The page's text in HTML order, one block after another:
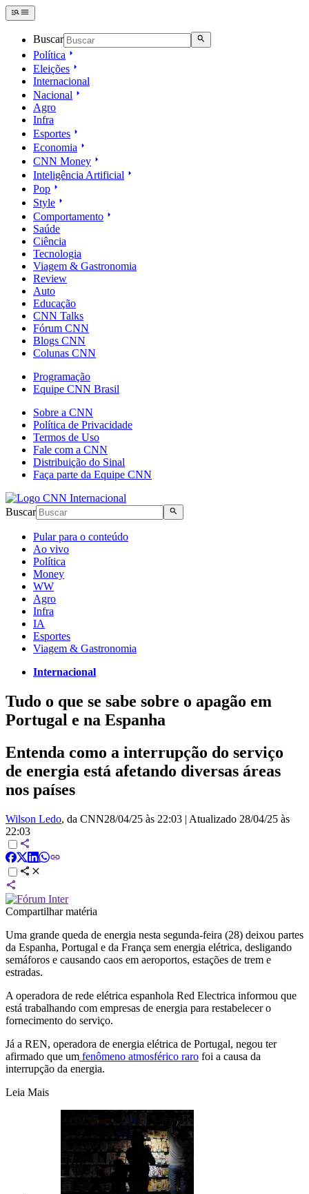
Buscar
Política
Eleições
Internacional
Nacional
Agro
Infra
Esportes
Economia
CNN Money
Inteligência Artificial
Pop
Style
Comportamento
Saúde
Ciência
Tecnologia
Viagem & Gastronomia
Review
Auto
Educação
CNN Talks
Fórum CNN
Blogs CNN
Colunas CNN
Programação
Equipe CNN Brasil
Sobre a CNN
Política de Privacidade
Termos de Uso
Fale com a CNN
Distribuição do Sinal
Faça parte da Equipe CNN
Buscar
Pular para o conteúdo
Ao vivo
Política
Money
WW
Agro
Infra
IA
Esportes
Viagem & Gastronomia
Internacional
Tudo o que se sabe sobre o apagão em
Portugal e na Espanha
Entenda como a interrupção do serviço
de energia está afetando diversas áreas
nos países
Wilson Ledo, da CNN28/04/25 às 22:03 | Atualizado 28/04/25 às
22:03
Compartilhar matéria
Uma grande queda de energia nesta segunda-feira (28) deixou partes
da Espanha, Portugal e da França sem energia elétrica, desligando
semáforos e causando caos em aeroportos, estações de trem e
estradas.
A operadora de rede elétrica espanhola Red Electrica informou que
está trabalhando com empresas de energia para restabelecer o
fornecimento do serviço.
Já a REN, operadora de energia elétrica de Portugal, negou ter
afirmado que um fenômeno atmosférico raro foi a causa da
interrupção da energia.
Leia Mais